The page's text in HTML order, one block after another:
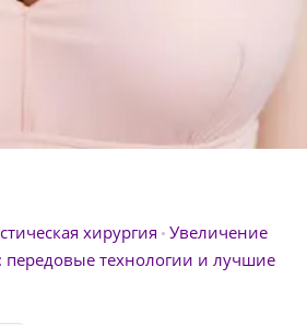
класса с безупречной репутацией,
хирургия Увеличение
передовые технологии и лучшие